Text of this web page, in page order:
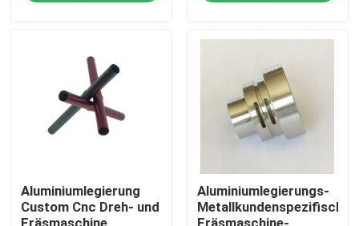
Über uns
Qualitätskontrolle
Aluminiumlegierung
Custom Cnc Dreh- und
Aluminiumlegierungs-
Metallkundenspezifische